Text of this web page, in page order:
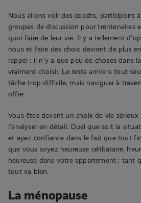
Nous allons voir des coachs, participons
groupes de discussion pour trentenaires
quoi faire de leur vie. Il y a tellement
nous et faire des choix devient de plus
rappel : il n’y a que peu de choses dans
vraiment choisir. Le reste arrivera tout
tâche trop difficile, mais naviguer à
offre.
Vous êtes devant un choix de vie sérieux
l’analyser en détail. Quel que soit la
et ayez confiance dans le fait que tout
que vous soyez heureuse célibataire,
heureuse dans votre appartement : tant
tout va bien.
La ménopause